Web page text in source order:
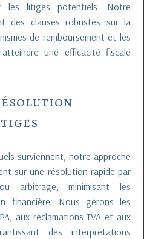
les litiges potentiels. Notre
des clauses robustes sur la
de remboursement et les
une efficacité fiscale
surviennent, notre approche
sur une résolution rapide par
arbitrage, minimisant les
financière. Nous gérons les
aux réclamations TVA et aux
des interprétations